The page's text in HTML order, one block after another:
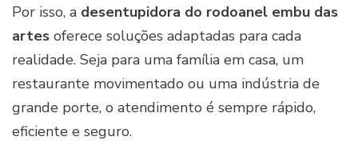
Por isso, a desentupidora do rodoanel embu das
artes oferece soluções adaptadas para cada
realidade. Seja para uma família em casa, um
restaurante movimentado ou uma indústria de
grande porte, o atendimento é sempre rápido,
eficiente e seguro.